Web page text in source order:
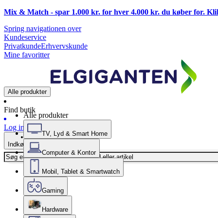
Mix & Match - spar 1.000 kr. for hver 4.000 kr. du køber for.
Spring navigationen over
Kundeservice
PrivatkundeErhvervskunde
Mine favoritter
Alle produkter
Find butik
Log ind
Indkøbskurv
Alle produkter
TV, Lyd & Smart Home
Computer & Kontor
Mobil, Tablet & Smartwatch
Gaming
Hardware